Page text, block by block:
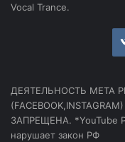
Vocal Trance.
ДЕЯТЕЛЬНОСТЬ МЕТА
ЗАПРЕЩЕНА. *YouTube
нарушает закон РФ